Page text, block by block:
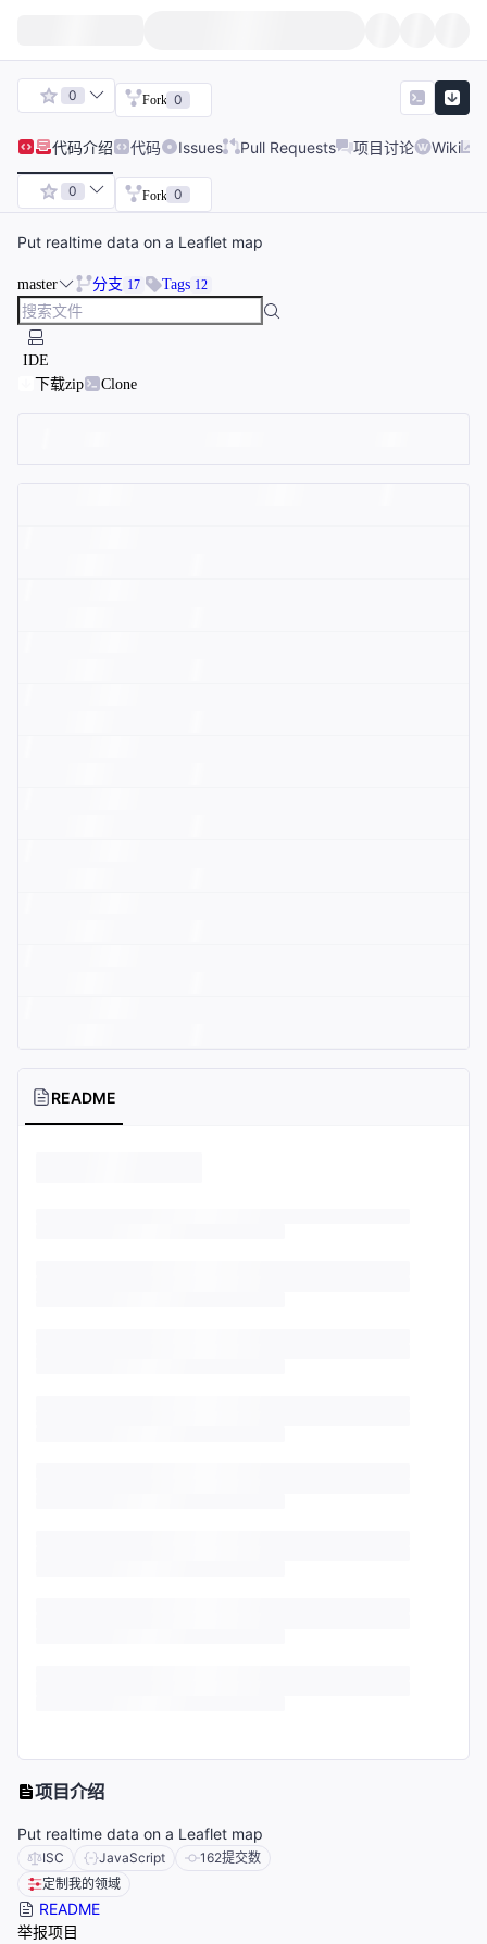
0 Fork 0
代码介绍 代码 Issues Pull Requests 项目讨论 Wiki
0 Fork 0
Put realtime data on a Leaflet map
master 分支 17 Tags 12
IDE
下载zip
Clone
README
项目介绍
Put realtime data on a Leaflet map
ISC JavaScript 162提交数
定制我的领域
README
举报项目